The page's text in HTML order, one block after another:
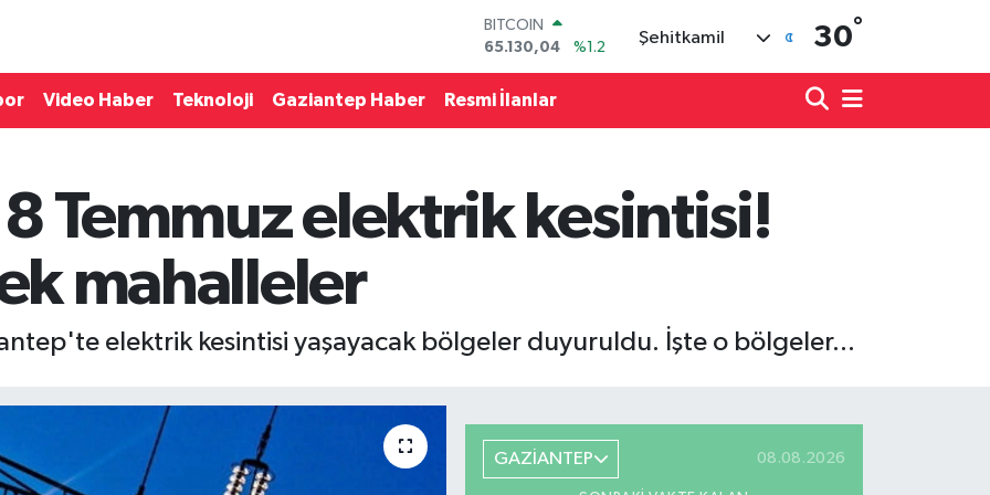
DOLAR
47,7436
%0.18
EURO
55,2510
BİST100
13.773
%-19
Şehitkamil 30°
Video Haber Teknoloji Gaziantep Haber Resmi İlanlar
Temmuz elektrik kesintisi!
mahalleler
elektrik kesintisi yaşayacak bölgeler duyuruldu. İşte o bölgeler...
GAZİANTEP 08.08.2026